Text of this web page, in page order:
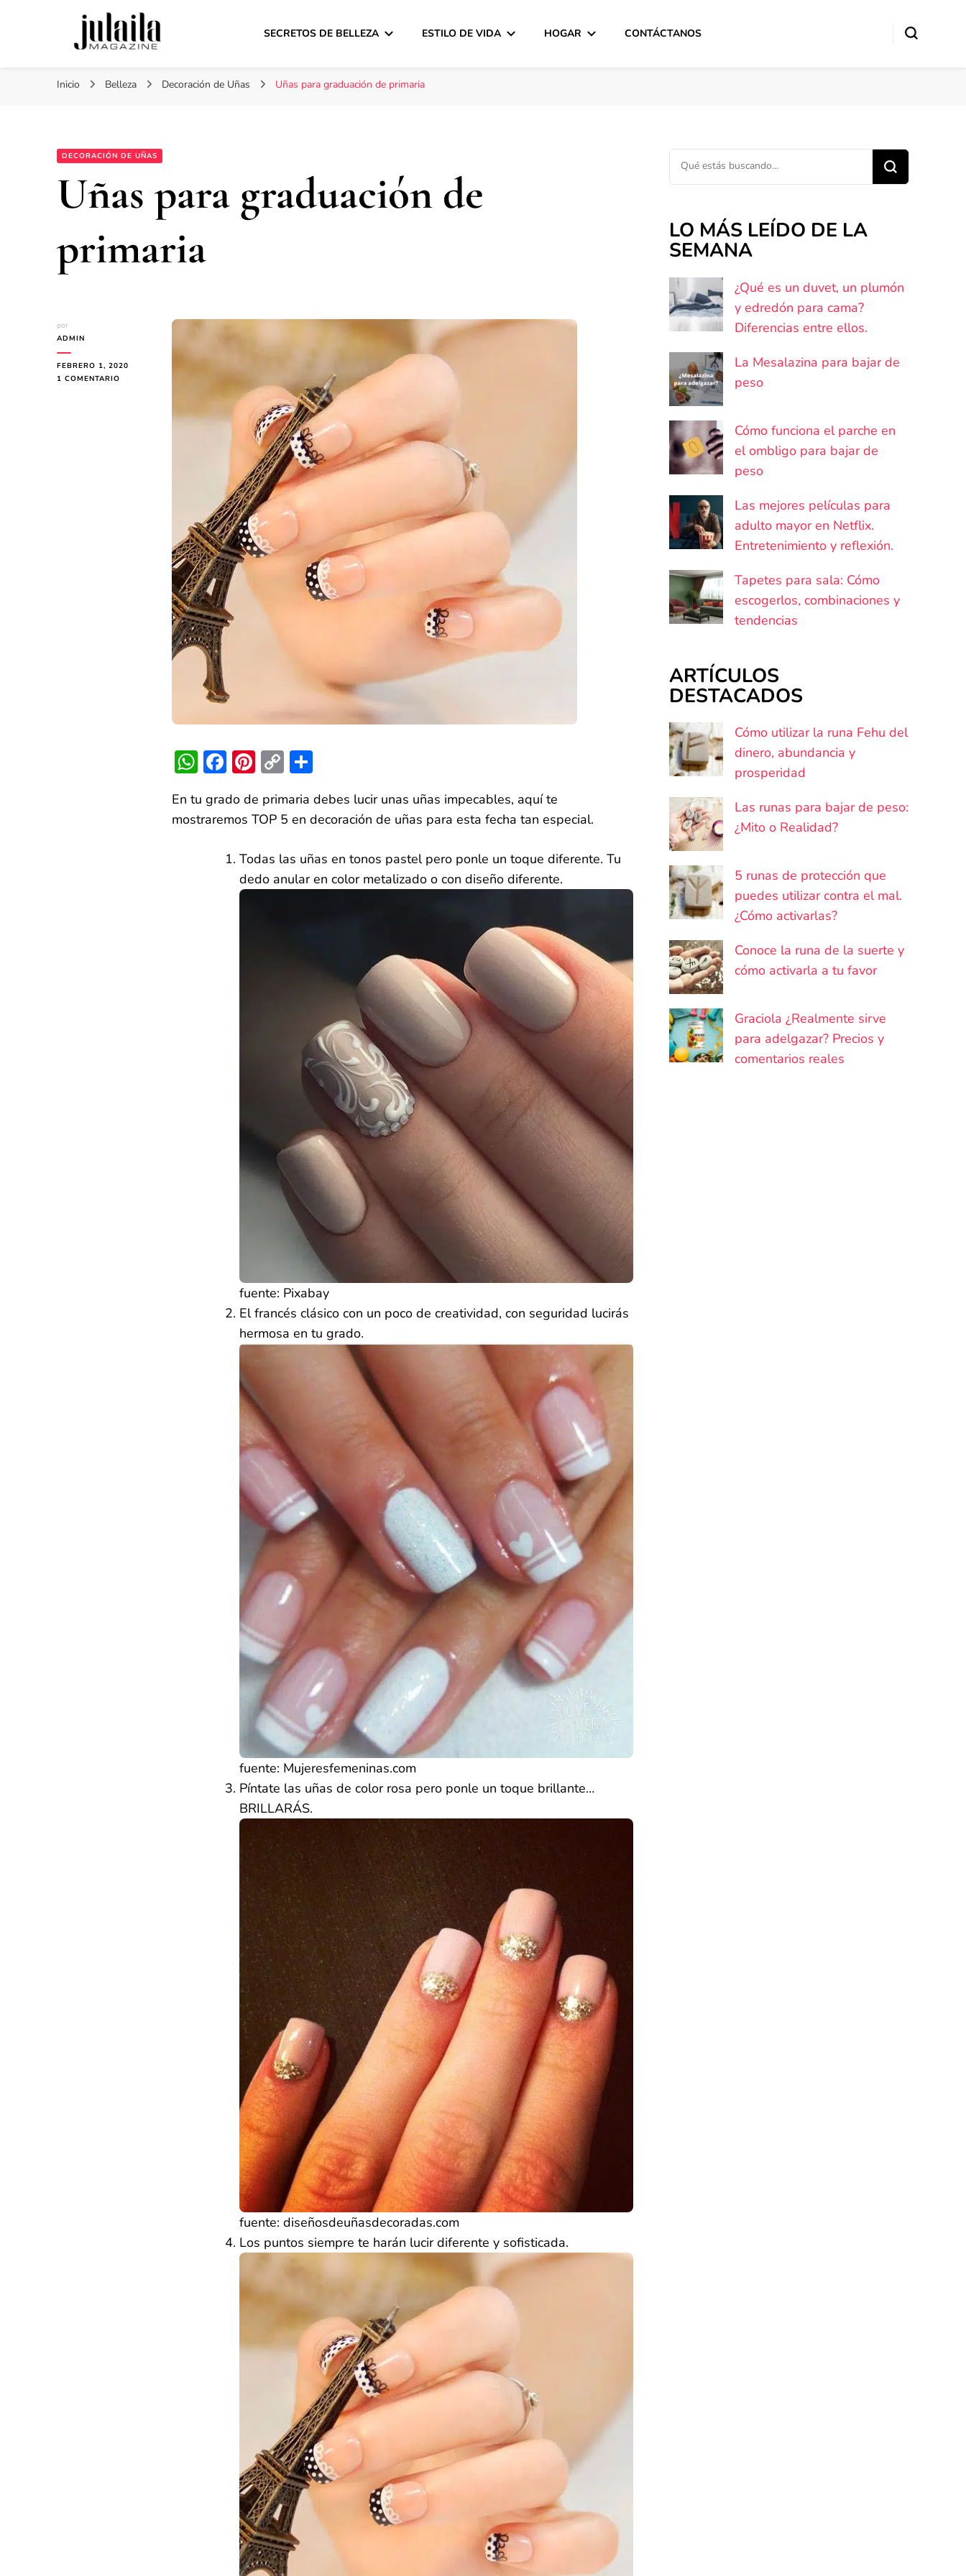
Julaila Magazine
SECRETOS DE BELLEZA ESTILO DE VIDA HOGAR CONTÁCTANOS
Inicio Belleza Decoración de Uñas Uñas para graduación de primaria
DECORACIÓN DE UÑAS
Uñas para graduación de
primaria
por
ADMIN
FEBRERO 1, 2020
1 COMENTARIO
GRADUACIÓN
WhatsApp
Facebook
Pinterest
Copy
En tu grado de primaria debes lucir unas uñas impecables, aquí te
mostraremos TOP 5 en decoración de uñas para esta fecha tan especial.
Todas las uñas en tonos pastel pero ponle un toque diferente. Tu
dedo anular en color metalizado o con diseño diferente.
fuente: Pixabay
El francés clásico con un poco de creatividad, con seguridad lucirás
hermosa en tu grado.
fuente: Mujeresfemeninas.com
Píntate las uñas de color rosa pero ponle un toque brillante…
BRILLARÁS.
fuente: diseñosdeuñasdecoradas.com
Los puntos siempre te harán lucir diferente y sofisticada.
¿Buscas algo?
LO MÁS LEÍDO DE LA
SEMANA
¿Qué es un duvet, un plumón
y edredón para cama?
Diferencias entre ellos.
La Mesalazina para bajar de
peso
Cómo funciona el parche en
el ombligo para bajar de
peso
Las mejores películas para
adulto mayor en Netflix.
Entretenimiento y reflexión.
Tapetes para sala: Cómo
escogerlos, combinaciones y
tendencias
ARTÍCULOS
DESTACADOS
Cómo utilizar la runa Fehu del
dinero, abundancia y
prosperidad
Las runas para bajar de peso:
¿Mito o Realidad?
5 runas de protección que
puedes utilizar contra el mal.
¿Cómo activarlas?
Conoce la runa de la suerte y
cómo activarla a tu favor
Graciola ¿Realmente sirve
para adelgazar? Precios y
comentarios reales